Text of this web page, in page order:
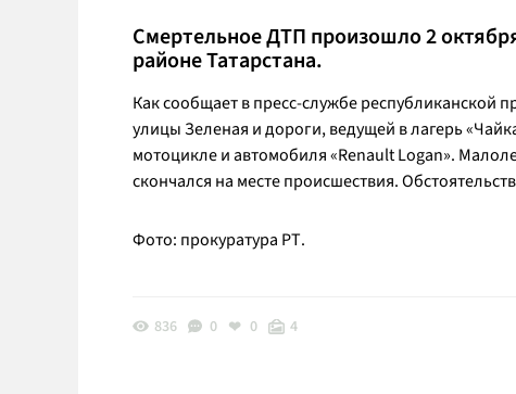
Смертельное ДТП произошло 2
районе Татарстана.
Как сообщает в пресс-службе республиканской
улицы Зеленая и дороги, ведущей в лагерь
мотоцикле и автомобиля «Renault Logan».
скончался на месте происшествия.
Фото: прокуратура РТ.
836 0 0 4